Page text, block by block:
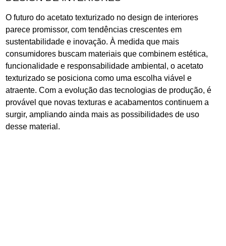
O futuro do acetato texturizado no design de interiores
parece promissor, com tendências crescentes em
sustentabilidade e inovação. À medida que mais
consumidores buscam materiais que combinem estética,
funcionalidade e responsabilidade ambiental, o acetato
texturizado se posiciona como uma escolha viável e
atraente. Com a evolução das tecnologias de produção, é
provável que novas texturas e acabamentos continuem a
surgir, ampliando ainda mais as possibilidades de uso
desse material.